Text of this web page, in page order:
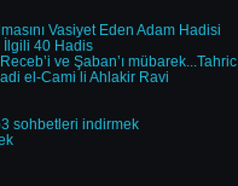
Vasiyet Eden Adam Hadisi
İlgili 40 Hadis
ve Şaban’ı mübarek...Tahric
el-Cami li Ahlakir Ravi
sohbetleri indirmek